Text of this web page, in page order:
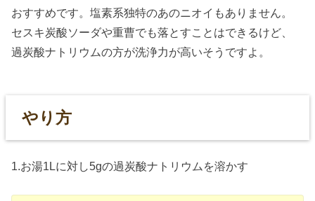
おすすめです。塩素系独特のあのニオイもありません。
セスキ炭酸ソーダや重曹でも落とすことはできるけど、
過炭酸ナトリウムの方が洗浄力が高いそうですよ。
やり方
1.お湯1Lに対し5gの過炭酸ナトリウムを溶かす